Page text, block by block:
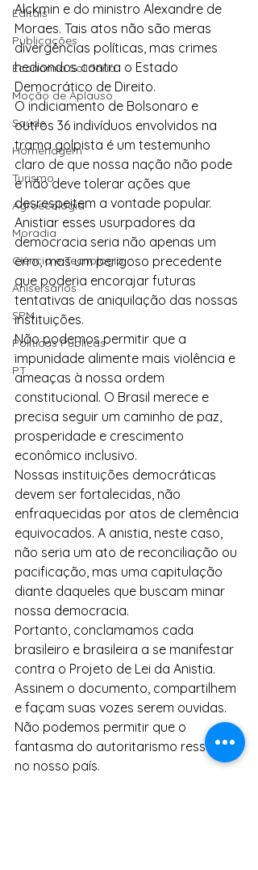
Editais
Publicações
Economia Solidária
Moção de Aplauso
Saúde
Homenagem
Turismo
Agroecologia
Moradia
Ciência e Tecnologia
Anisersários
SPM
Políticas Públicas
PT
Alckmin e do ministro Alexandre de
Moraes. Tais atos não são meras
divergências políticas, mas crimes
hediondos contra o Estado
Democrático de Direito.
O indiciamento de Bolsonaro e
outros 36 indivíduos envolvidos na
trama golpista é um testemunho
claro de que nossa nação não pode
e não deve tolerar ações que
desrespeitem a vontade popular.
Anistiar esses usurpadores da
democracia seria não apenas um
erro, mas um perigoso precedente
que poderia encorajar futuras
tentativas de aniquilação das nossas
instituições.
Não podemos permitir que a
impunidade alimente mais violência e
ameaças à nossa ordem
constitucional. O Brasil merece e
precisa seguir um caminho de paz,
prosperidade e crescimento
econômico inclusivo.
Nossas instituições democráticas
devem ser fortalecidas, não
enfraquecidas por atos de clemência
equivocados. A anistia, neste caso,
não seria um ato de reconciliação ou
pacificação, mas uma capitulação
diante daqueles que buscam minar
nossa democracia.
Portanto, conclamamos cada
brasileiro e brasileira a se manifestar
contra o Projeto de Lei da Anistia.
Assinem o documento, compartilhem
e façam suas vozes serem ouvidas.
Não podemos permitir que o
fantasma do autoritarismo ressurja
no nosso país.